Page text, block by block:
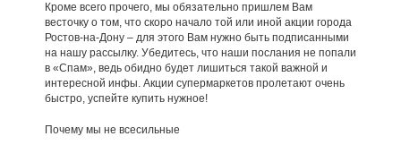
Кроме всего прочего, мы обязательно пришлем Вам
весточку о том, что скоро начало той или иной акции города
Ростов-на-Дону – для этого Вам нужно быть подписанными
на нашу рассылку. Убедитесь, что наши послания не попали
в «Спам», ведь обидно будет лишиться такой важной и
интересной инфы. Акции супермаркетов пролетают очень
быстро, успейте купить нужное!
Почему мы не всесильные